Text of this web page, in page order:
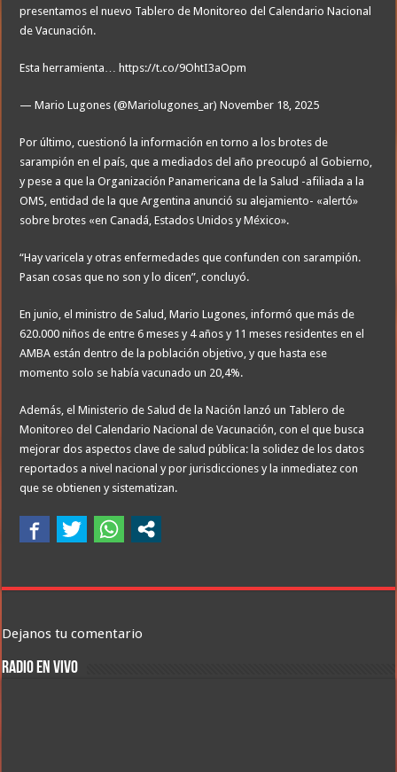
presentamos el nuevo Tablero de Monitoreo del Calendario Nacional
de Vacunación.
Esta herramienta… https://t.co/9OhtI3aOpm
— Mario Lugones (@Mariolugones_ar) November 18, 2025
Por último, cuestionó la información en torno a los brotes de
sarampión en el país, que a mediados del año preocupó al Gobierno,
y pese a que la Organización Panamericana de la Salud -afiliada a la
OMS, entidad de la que Argentina anunció su alejamiento- «alertó»
sobre brotes «en Canadá, Estados Unidos y México».
“Hay varicela y otras enfermedades que confunden con sarampión.
Pasan cosas que no son y lo dicen”, concluyó.
En junio, el ministro de Salud, Mario Lugones, informó que más de
620.000 niños de entre 6 meses y 4 años y 11 meses residentes en el
AMBA están dentro de la población objetivo, y que hasta ese
momento solo se había vacunado un 20,4%.
Además, el Ministerio de Salud de la Nación lanzó un Tablero de
Monitoreo del Calendario Nacional de Vacunación, con el que busca
mejorar dos aspectos clave de salud pública: la solidez de los datos
reportados a nivel nacional y por jurisdicciones y la inmediatez con
que se obtienen y sistematizan.
Dejanos tu comentario
RADIO EN VIVO